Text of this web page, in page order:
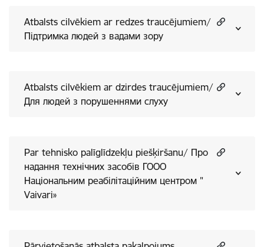
Atbalsts cilvēkiem ar redzes traucējumiem/
Підтримка людей з вадами зору
Atbalsts cilvēkiem ar dzirdes traucējumiem/
Для людей з порушеннями слуху
Par tehnisko palīglīdzekļu piešķiršanu/ Про
надання технічних засобів ГООО
Національним реабілітаційним центром "
Vaivari»